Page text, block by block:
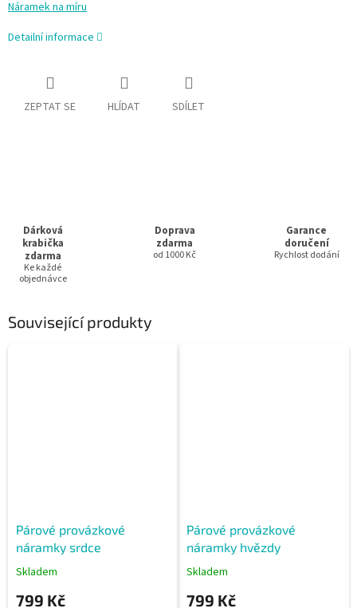
Náramek na míru
Detailní informace
ZEPTAT SE HLÍDAT SDÍLET
Dárková
krabička
zdarma
Ke každé
objednávce
Doprava
zdarma
od 1000 Kč
Garance
doručení
Rychlost dodání
Související produkty
Párové provázkové
náramky srdce
Skladem
799 Kč
Párové provázkové
náramky hvězdy
Skladem
799 Kč